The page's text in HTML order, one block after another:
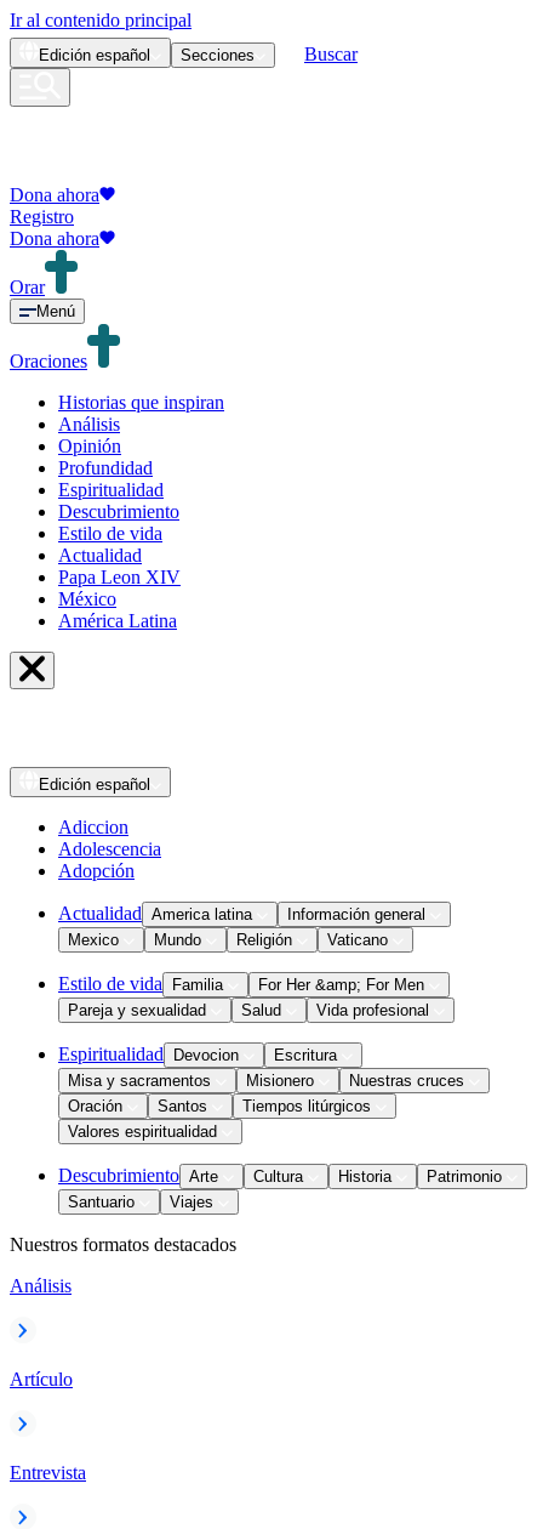
Ir al contenido principal
Edición español Secciones Buscar
Dona ahora
Registro
Dona ahora
Orar
Menú
Oraciones
Historias que inspiran
Análisis
Opinión
Profundidad
Espiritualidad
Descubrimiento
Estilo de vida
Actualidad
Papa Leon XIV
México
América Latina
Edición español
Adiccion
Adolescencia
Adopción
Actualidad America latina
Información general
Mexico
Mundo Religión Vaticano
Estilo de vida Familia
For Her &amp; For Men
Pareja y sexualidad
Salud Vida profesional
Espiritualidad Devocion
Escritura
Misa y sacramentos
Misionero
Nuestras cruces
Oración
Santos
Tiempos litúrgicos
Valores espiritualidad
Descubrimiento Arte Cultura Historia
Patrimonio
Santuario
Viajes
Nuestros formatos destacados
Análisis
Artículo
Entrevista